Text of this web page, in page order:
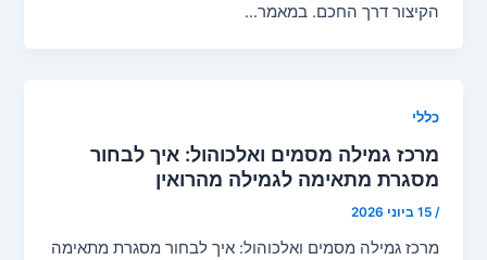
הקיצור דרך החכם. במאמר…
כללי
מרכז גמילה מסמים ואלכוהול: איך לבחור
מסגרת מתאימה לגמילה מהרואין
/15 ביוני 2026
מרכז גמילה מסמים ואלכוהול: איך לבחור מסגרת מתאימה